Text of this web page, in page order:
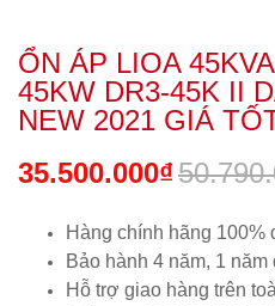
ỔN ÁP LIOA
45KW DR3-45K II
NEW 2021 GIÁ
35.500.000₫
Hàng chính hãng 100%
Bảo hành 4 năm, 1
Hỗ trợ giao hàng trên